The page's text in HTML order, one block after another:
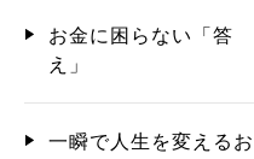
お金に困らない「答
え」
一瞬で人生を変えるお